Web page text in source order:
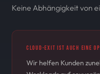
Keine Abhängigkeit von
CLOUD-EXIT IST AUCH EINE
Wir helfen Kunden